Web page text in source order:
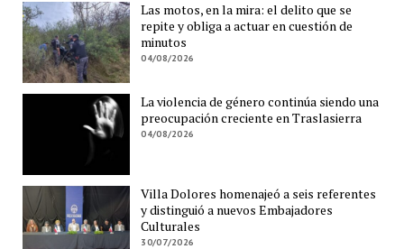
Las motos, en la mira: el delito que se
repite y obliga a actuar en cuestión de
minutos
04/08/2026
La violencia de género continúa siendo una
preocupación creciente en Traslasierra
04/08/2026
Villa Dolores homenajeó a seis referentes
y distinguió a nuevos Embajadores
Culturales
30/07/2026